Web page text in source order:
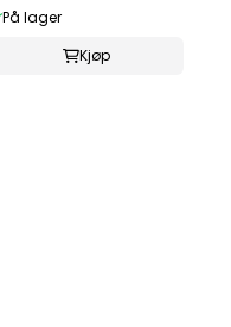
På lager
Kjøp